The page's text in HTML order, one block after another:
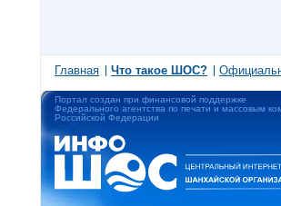
Главная Что такое ШОС?
Портал создан при финансовой поддержке
Федерального агентства по печати и массовым
Российской Федерации